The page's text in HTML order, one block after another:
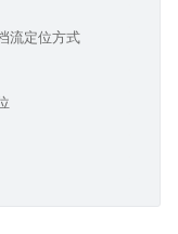
流定位方式